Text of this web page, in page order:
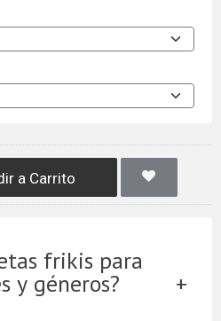
a Carrito
frikis para
y géneros?